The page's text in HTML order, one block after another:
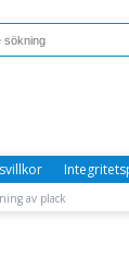
av plack